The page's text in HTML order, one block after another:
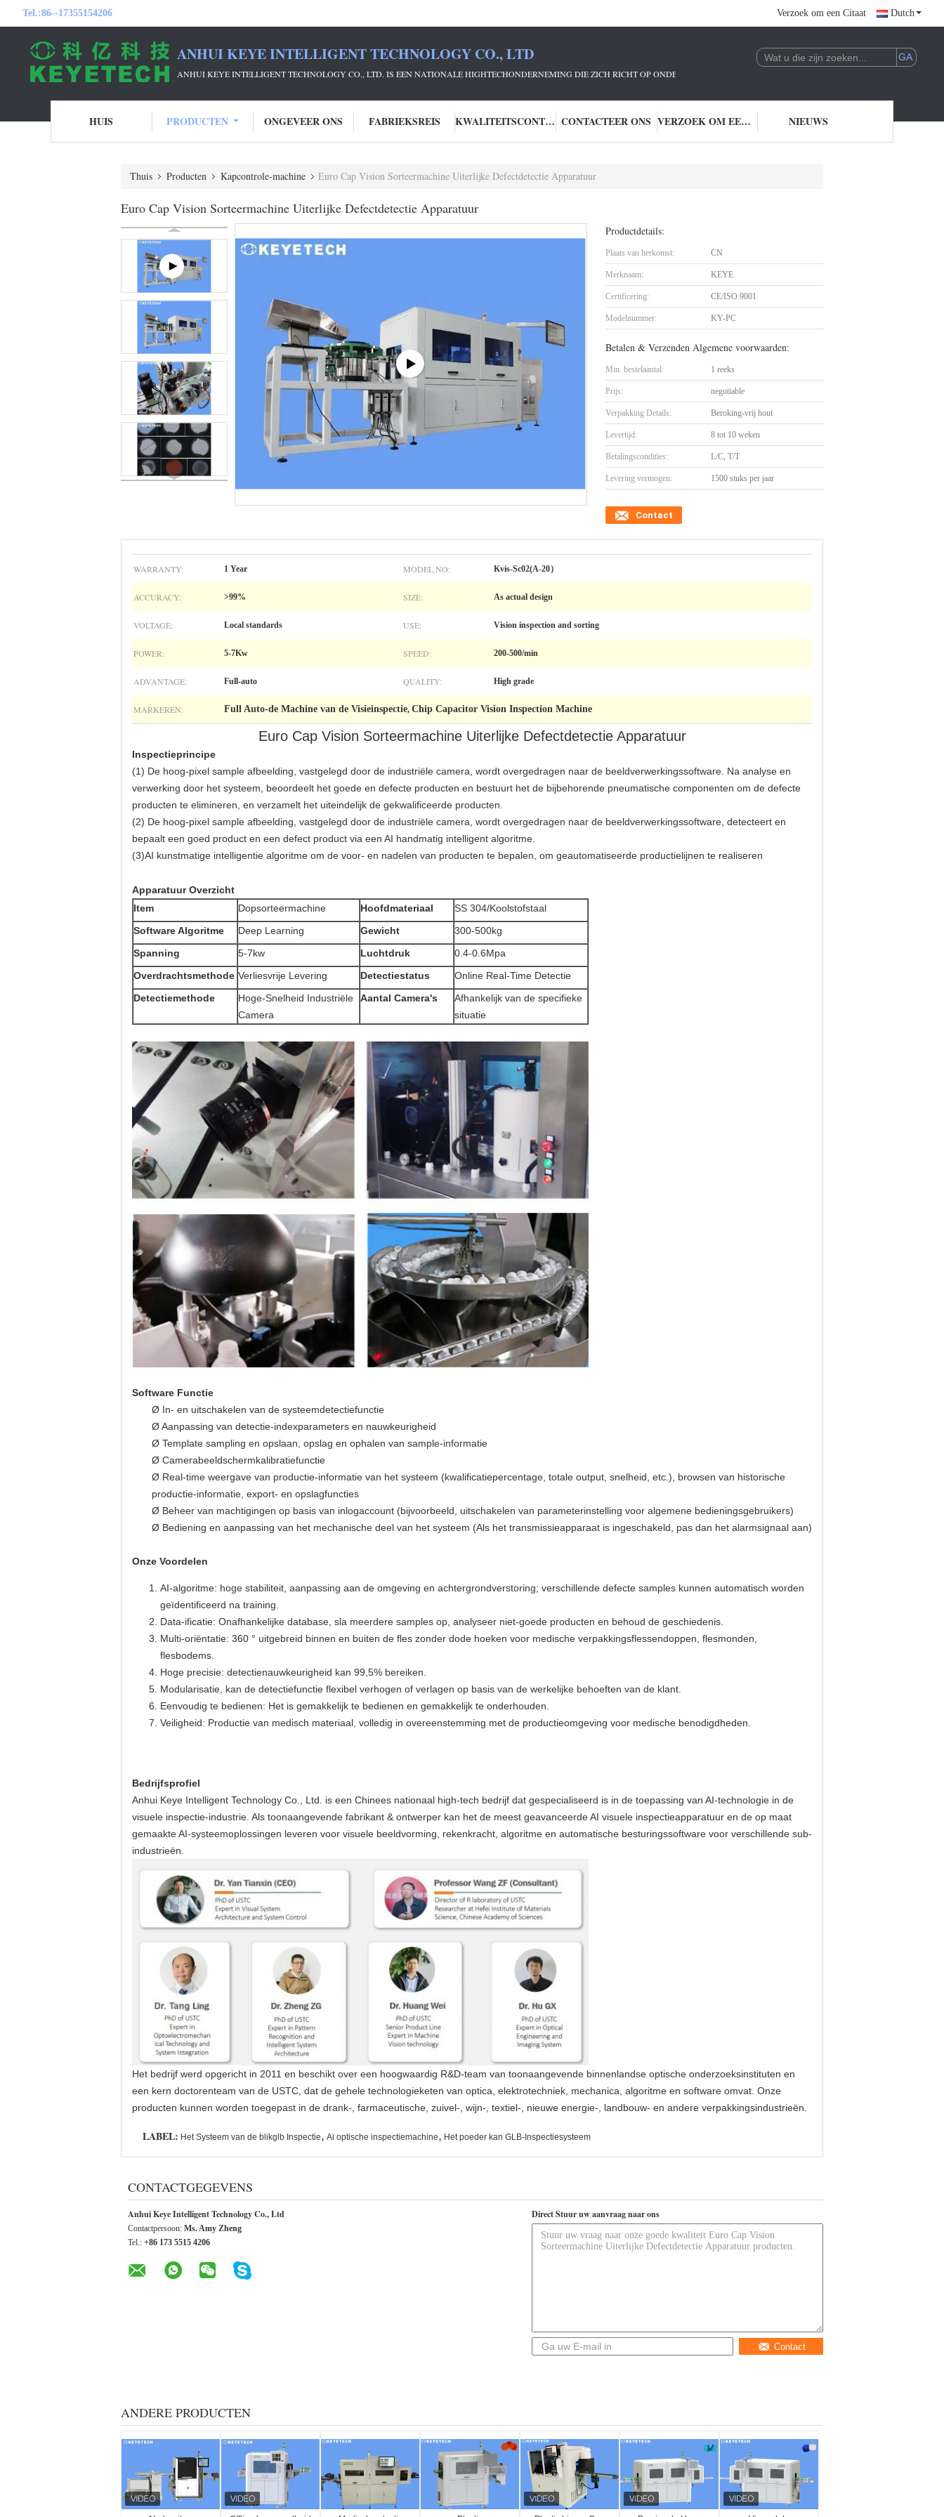
Tel.:86--17355154206 Verzoek om een Citaat Dutch
ANHUI KEYE INTELLIGENT TECHNOLOGY CO., LTD
ANHUI KEYE INTELLIGENT TECHNOLOGY CO., LTD. IS EEN NATIONALE HIGHTECHONDERNEMING DIE ZICH RICHT OP ONDERZOEK EN ONTWIKKELING EN TOEPASSING VAN AI-
HUIS PRODUCTEN ONGEVEER ONS FABRIEKSREIS KWALITEITSCONTROLE CONTACTEER ONS VERZOEK OM EEN CITAAT NIEUWS
Thuis Producten Kapcontrole-machine Euro Cap Vision Sorteermachine Uiterlijke Defectdetectie Apparatuur
Euro Cap Vision Sorteermachine Uiterlijke Defectdetectie Apparatuur
Productdetails:
Plaats van herkomst: CN
Merknaam: KEYE
Certificering: CE/ISO 9001
Modelnummer: KY-PC
Betalen & Verzenden Algemene voorwaarden:
Min. bestelaantal: 1 reeks
Prijs: negotiable
Verpakking Details: Beroking-vrij hout
Levertijd: 8 tot 10 weken
Betalingscondities: L/C, T/T
Levering vermogen: 1500 stuks per jaar
Contact
WARRANTY: 1 Year MODEL.NO: Kvis-Sc02(A-20）
ACCURACY: >99% SIZE: As actual design
VOLTAGE: Local standards USE: Vision inspection and sorting
POWER: 5-7Kw SPEED: 200-500/min
ADVANTAGE: Full-auto QUALITY: High grade
MARKEREN: Full Auto-de Machine van de Visieinspectie, Chip Capacitor Vision Inspection Machine
Euro Cap Vision Sorteermachine Uiterlijke Defectdetectie Apparatuur
Inspectieprincipe
(1) De hoog-pixel sample afbeelding, vastgelegd door de industriële camera, wordt overgedragen naar de beeldverwerkingssoftware. Na analyse en
verwerking door het systeem, beoordeelt het goede en defecte producten en bestuurt het de bijbehorende pneumatische componenten om de defecte
producten te elimineren, en verzamelt het uiteindelijk de gekwalificeerde producten.
(2) De hoog-pixel sample afbeelding, vastgelegd door de industriële camera, wordt overgedragen naar de beeldverwerkingssoftware, detecteert en
bepaalt een goed product en een defect product via een AI handmatig intelligent algoritme.
(3)AI kunstmatige intelligentie algoritme om de voor- en nadelen van producten te bepalen, om geautomatiseerde productielijnen te realiseren
Apparatuur Overzicht
Item
Dopsorteermachine Hoofdmateriaal
SS 304/Koolstofstaal
Software Algoritme
Deep Learning Gewicht
300-500kg
Spanning
5-7kw Luchtdruk
0.4-0.6Mpa
Overdrachtsmethode Verliesvrije Levering Detectiestatus
Online Real-Time Detectie
Detectiemethode
Hoge-Snelheid Industriële
Camera
Aantal Camera's
Afhankelijk van de specifieke
situatie
Software Functie
Ø In- en uitschakelen van de systeemdetectiefunctie
Ø Aanpassing van detectie-indexparameters en nauwkeurigheid
Ø Template sampling en opslaan, opslag en ophalen van sample-informatie
Ø Camerabeeldschermkalibratiefunctie
Ø Real-time weergave van productie-informatie van het systeem (kwalificatiepercentage, totale output, snelheid, etc.), browsen van historische
productie-informatie, export- en opslagfuncties
Ø Beheer van machtigingen op basis van inlogaccount (bijvoorbeeld, uitschakelen van parameterinstelling voor algemene bedieningsgebruikers)
Ø Bediening en aanpassing van het mechanische deel van het systeem (Als het transmissieapparaat is ingeschakeld, pas dan het alarmsignaal aan)
Onze Voordelen
AI-algoritme: hoge stabiliteit, aanpassing aan de omgeving en achtergrondverstoring; verschillende defecte samples kunnen automatisch worden
geïdentificeerd na training.
Data-ificatie: Onafhankelijke database, sla meerdere samples op, analyseer niet-goede producten en behoud de geschiedenis.
Multi-oriëntatie: 360 ° uitgebreid binnen en buiten de fles zonder dode hoeken voor medische verpakkingsflessendoppen, flesmonden,
flesbodems.
Hoge precisie: detectienauwkeurigheid kan 99,5% bereiken.
Modularisatie, kan de detectiefunctie flexibel verhogen of verlagen op basis van de werkelijke behoeften van de klant.
Eenvoudig te bedienen: Het is gemakkelijk te bedienen en gemakkelijk te onderhouden.
Veiligheid: Productie van medisch materiaal, volledig in overeenstemming met de productieomgeving voor medische benodigdheden.
Bedrijfsprofiel
Anhui Keye Intelligent Technology Co., Ltd. is een Chinees nationaal high-tech bedrijf dat gespecialiseerd is in de toepassing van AI-technologie in de
visuele inspectie-industrie. Als toonaangevende fabrikant & ontwerper kan het de meest geavanceerde AI visuele inspectieapparatuur en de op maat
gemaakte AI-systeemoplossingen leveren voor visuele beeldvorming, rekenkracht, algoritme en automatische besturingssoftware voor verschillende sub-
industrieën.
Het bedrijf werd opgericht in 2011 en beschikt over een hoogwaardig R&D-team van toonaangevende binnenlandse optische onderzoeksinstituten en
een kern doctorenteam van de USTC, dat de gehele technologieketen van optica, elektrotechniek, mechanica, algoritme en software omvat. Onze
producten kunnen worden toegepast in de drank-, farmaceutische, zuivel-, wijn-, textiel-, nieuwe energie-, landbouw- en andere verpakkingsindustrieën.
LABEL: Het Systeem van de blikglb Inspectie, Ai optische inspectiemachine, Het poeder kan GLB-Inspectiesysteem
CONTACTGEGEVENS
Anhui Keye Intelligent Technology Co., Ltd
Contactpersoon: Ms. Amy Zheng
Tel.: +86 173 5515 4206
Direct Stuur uw aanvraag naar ons
Contact
ANDERE PRODUCTEN